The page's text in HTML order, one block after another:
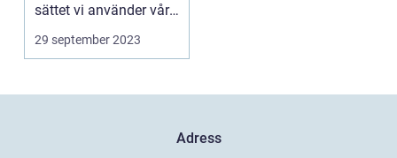
sättet vi använder våra
mobiltelefoner på. Et...
29 september 2023
Adress